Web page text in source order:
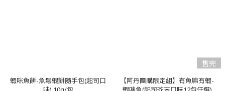
蝦咪魚餅-魚鬆蝦餅隨手包(起司口
售完
【阿丹團購限定組】有魚嘛有蝦-